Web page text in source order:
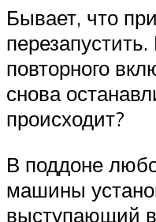
Бывает, что
повторного
снова
происходит?
В поддоне
машины
выступающий